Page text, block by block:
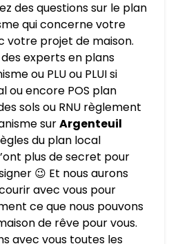
des questions sur le plan
qui concerne votre
votre projet de maison.
experts en plans
ou PLU ou PLUI si
ou encore POS plan
sols ou RNU règlement
surArgenteuil
du plan local
plus de secret pour
😉 Et nous aurons
avec vous pour
ce que nous pouvons
de rêve pour vous.
avec vous toutes les